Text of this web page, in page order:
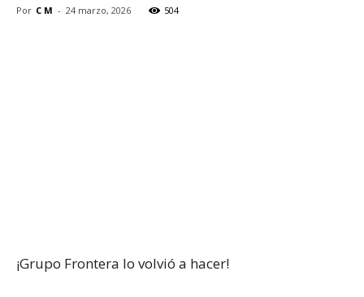
Por C M - 24 marzo, 2026 504
¡Grupo Frontera lo volvió a hacer!